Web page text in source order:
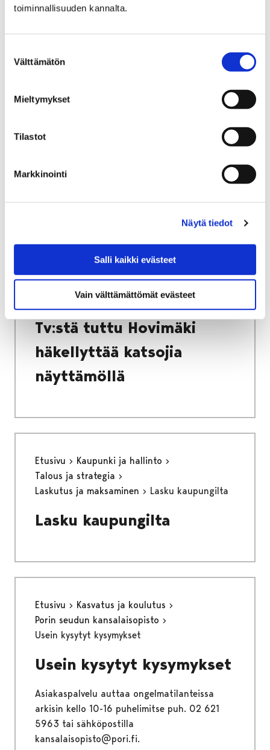
toiminnallisuuden kannalta.
valinta
Välttämätön
Mieltymykset
Tilastot
Markkinointi
Näytä tiedot
Salli kaikki evästeet
Vain välttämättömät evästeet
Kumppanuussopimukset
Kumppanuussopimukset
Tv:stä tuttu Hovimäki häkellyttää katsojia
näyttämöllä
Tv:stä tuttu Hovimäki
häkellyttää katsojia
näyttämöllä
Etusivu
Kaupunki ja hallinto
Talous ja strategia
Laskutus ja maksaminen
Lasku kaupungilta
Lasku kaupungilta
Etusivu
Kasvatus ja koulutus
Porin seudun kansalaisopisto
Usein kysytyt kysymykset
Usein kysytyt kysymykset
Asiakaspalvelu auttaa ongelmatilanteissa
arkisin kello 10-16 puhelimitse puh. 02 621
5963 tai sähköpostilla
kansalaisopisto@pori.fi.